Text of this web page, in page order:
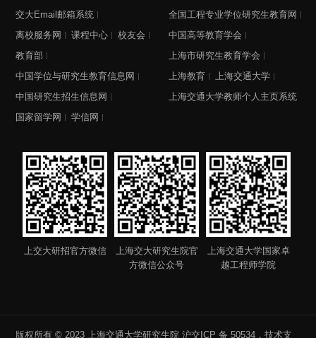
交大Email邮箱系统
离校服务网
课程中心
校友会
教育部
中国学位与研究生教育信息网
中国研究生招生信息网
国家留学网
学信网
全国工程专业学位研究生教育网
中国高等教育学会
上海市研究生教育学会
上海教育
上海交通大学
上海交通大学教师个人主页系统
上交大研招官方微信
上海交大研究生院官
方微信公众号
上海交通大学国家卓
越工程师学院
版权所有 © 2023 上海交通大学研究生院沪交ICP 备 50534 ，技术支